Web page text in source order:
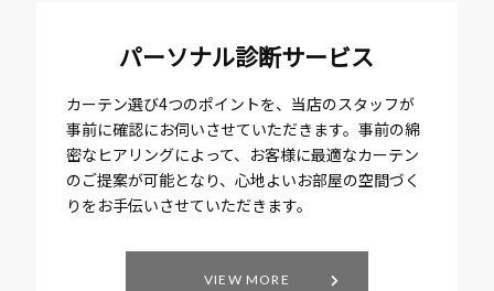
パーソナル診断サービス
カーテン選び4つのポイントを、当店のスタッフが
事前に確認にお伺いさせていただきます。事前の綿
密なヒアリングによって、お客様に最適なカーテン
のご提案が可能となり、心地よいお部屋の空間づく
りをお手伝いさせていただきます。
VIEW MORE